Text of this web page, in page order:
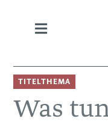
TITELTHEMA
Was